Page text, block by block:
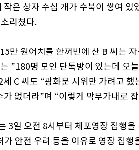
작은 상자 수십 개가 수북이 쌓여 있
리쳤다.
만 원어치를 한꺼번에 산 B 씨는
”180명 모인 단톡방이 있는데 오
C 씨도 “광화문 시위만 가려고
가 없더라”며 “이렇게 막무가내로
3일 오전 8시부터 체포영장 집행
가 안전 우려 등을 이유로 영장 집행